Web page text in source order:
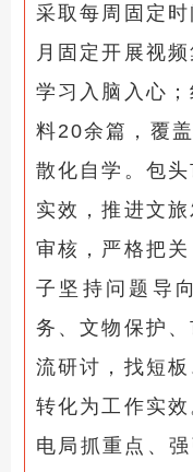
采取每周固定
月固定开展视
学习入脑入心
料20余篇，覆
散化自学。 包
实效，推进文
审核，严格把
子坚持问题导
务、文物保护
流研讨，找短
转化为工作实效
电局 抓重点、